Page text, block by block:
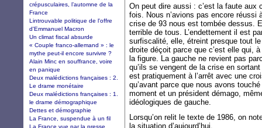
On peut dire aussi : c’est la faute aux
fois. Nous n’avions pas encore
crise de 93 nous est tombée dessus.
terrible de tous. L’endettement il est
surfiscalité, elle, étreint presque tout
droite déçoit parce que c’est elle qui,
la figure. La gauche ne revient pas
qu’ils se vengent de la crise en
est pratiquement à l’arrêt avec une
qu’avant parce que nous avons
moment et un président démago,
idéologiques de gauche.
Lorsqu’on relit le texte de 1986, on
la situation d’aujourd’hui.
crépusculaires, l’automne de la
France
Lintrouvable politique de l'offre
d'Emmanuel Macron
Un climat fiscal absurde
« Couple franco-allemand » : le
mythe peut-il encore survivre ?
Alain Minc en souffrance, voire
en panique
Deux malédictions françaises : 2.
Le drame monétaire
Deux malédictions françaises : 1.
le drame démographique
Dettes et démographie
La France, suspendue à un fil
La France vue par la presse